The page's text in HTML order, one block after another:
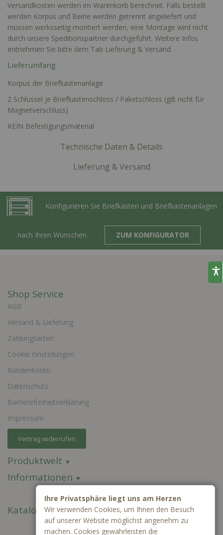
Versandkosten werden im Warenkorb berechnet. Falls bestellt
werden Korpus und Beine werden getrennt angeliefert und
müssen werksseitig montiert werden, eine Montage wird nicht
durch unsere Speditionspartner durchgeführt. Weitere Infos
entnehmen Sie bitte dem Tab Lieferung & Versand.
Lieferumfang
Korpus der Briefkastenanlage
2 Schlüssel je Briefkastenschloss / Paketschloss (gilt nicht für
Magnetverschluss)
KEIN Befestigungsmaterial
Technische Daten & Details
Lieferung & Versand
Konfigurieren Sie Briefkästen und Briefkastenanlagen
nach Ihren Wünschen ZUM KONFIGURATOR
Shop Service
AGB
Versand & Lieferung
Zahlungsarten
Cookie Einstellungen
Kundenkonto
Datenschutz
Barrierefreiheitserklärung
Impressum
Vertrag widerrufen
Produktwelt
Informationen
Kataloge
Ihre Privatsphäre liegt uns am Herzen
Wir verwenden Cookies, um Ihnen den Besuch
auf unserer Website möglichst angenehm zu
machen. Cookies gewährleisten die